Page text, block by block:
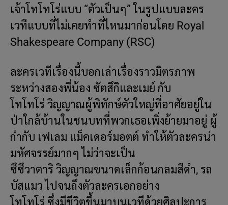
เจ้าโทโทโร่แบบ “ตัวเป็นๆ” ในรูปแบบละคร
เวทีแบบที่ไม่เคยทำที่ไหนมาก่อนโดย Royal
Shakespeare Company (RSC)
ละครเวทีเรื่องนี้บอกเล่าเรื่องราวมิตรภาพ
ระหว่างสองพี่น้อง ซัตสึกิและเมย์ กับ
โทโทโร่ วิญญาณผู้พิทักษ์ตัวใหญ่ที่อาศัยอยู่ใน
ป่าใกล้บ้านในชนบทที่พวกเธอเพิ่งย้ายมาอยู่ ผู้
กำกับ เฟเลม แม็คเดอร์มอตต์ ทำให้ตัวละครน่า
มหัศจรรย์มากๆ ไม่ว่าจะเป็น
ซึซึวาตาริ วิญญาณขนาดเล็กก้อนกลมสีดำ, รถ
บัสแมว ไปจนถึงตัวละครเอกอย่าง
โทโทโร่ ซึ่งมีชีวิตขึ้นมาบนเวทีด้วยศิลปะการ